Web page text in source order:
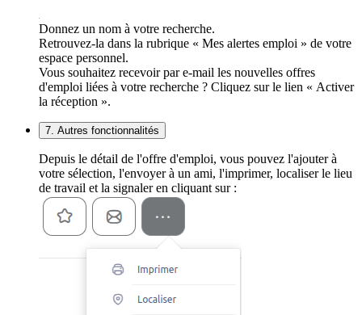
Donnez un nom à votre recherche.
Retrouvez-la dans la rubrique « Mes alertes emploi » de votre
espace personnel.
Vous souhaitez recevoir par e-mail les nouvelles offres
d'emploi liées à votre recherche ? Cliquez sur le lien « Activer
la réception ».
7. Autres fonctionnalités
Depuis le détail de l'offre d'emploi, vous pouvez l'ajouter à
votre sélection, l'envoyer à un ami, l'imprimer, localiser le lieu
de travail et la signaler en cliquant sur :